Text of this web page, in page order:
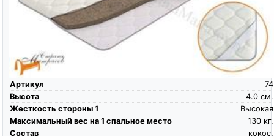
Артикул
74
Высота
см.
4.0
Жесткость стороны 1
Высокая
Максимальный вес на 1 спальное место
кг.
130
Состав
кокос,